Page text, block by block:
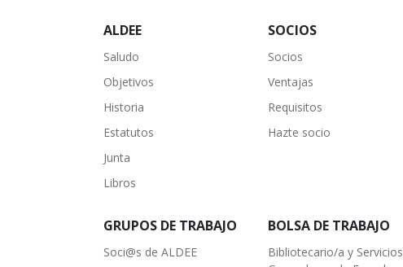
ALDEE
Saludo
Objetivos
Historia
Estatutos
Junta
Libros
SOCIOS
Socios
Ventajas
Requisitos
Hazte socio
GRUPOS DE TRABAJO
Soci@s de ALDEE
BOLSA DE TRABAJO
Bibliotecario/a y Servicios